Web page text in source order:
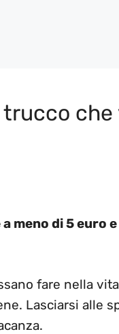
trucco che
meno di 5 euro
fare nella
Lasciarsi alle